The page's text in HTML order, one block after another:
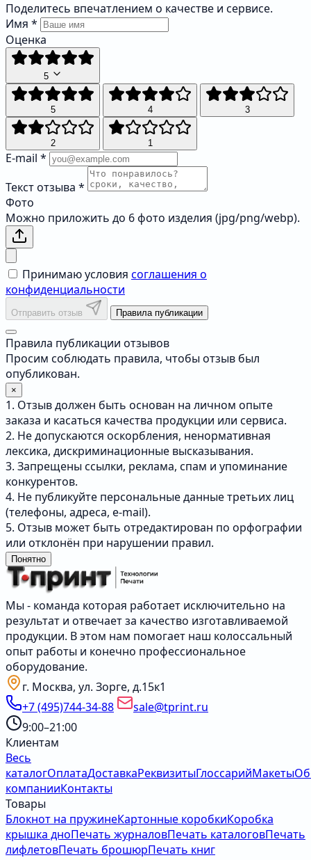
Поделитесь впечатлением о качестве и сервисе.
Имя *
Оценка
5
5 4 3
2 1
E-mail *
Текст отзыва *
Фото
Можно приложить до 6 фото изделия (jpg/png/webp).
Принимаю условия соглашения о
конфиденциальности
Отправить отзыв Правила публикации
Правила публикации отзывов
Просим соблюдать правила, чтобы отзыв был
опубликован.
×
1. Отзыв должен быть основан на личном опыте
заказа и касаться качества продукции или сервиса.
2. Не допускаются оскорбления, ненормативная
лексика, дискриминационные высказывания.
3. Запрещены ссылки, реклама, спам и упоминание
конкурентов.
4. Не публикуйте персональные данные третьих лиц
(телефоны, адреса, e-mail).
5. Отзыв может быть отредактирован по орфографии
или отклонён при нарушении правил.
Понятно
Мы - команда которая работает исключительно на
результат и отвечает за качество изготавливаемой
продукции. В этом нам помогает наш колоссальный
опыт работы и конечно профессиональное
оборудование.
г. Москва, ул. Зорге, д.15к1
+7 (495)744-34-88
sale@tprint.ru
9:00–21:00
Клиентам
Весь
каталогОплатаДоставкаРеквизитыГлоссарийМакеты
компанииКонтакты
Товары
Блокнот на пружинеКартонные коробкиКоробка
крышка дноПечать журналовПечать каталоговПечать
лифлетовПечать брошюрПечать книг